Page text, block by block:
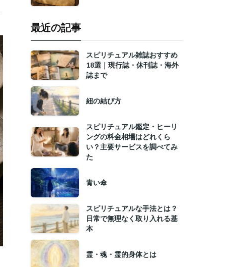
最近の記事
スピリチュアル雑誌おすすめ
18選｜現行誌・休刊誌・海外
誌まで
紐の結び方
スピリチュアル鑑定・ヒーリ
ングの料金相場はどれくら
い？主要サービスを調べてみ
た
青い傘
スピリチュアルな手法とは？
日常で無理なく取り入れる基
本
霊・魂・霊的身体とは